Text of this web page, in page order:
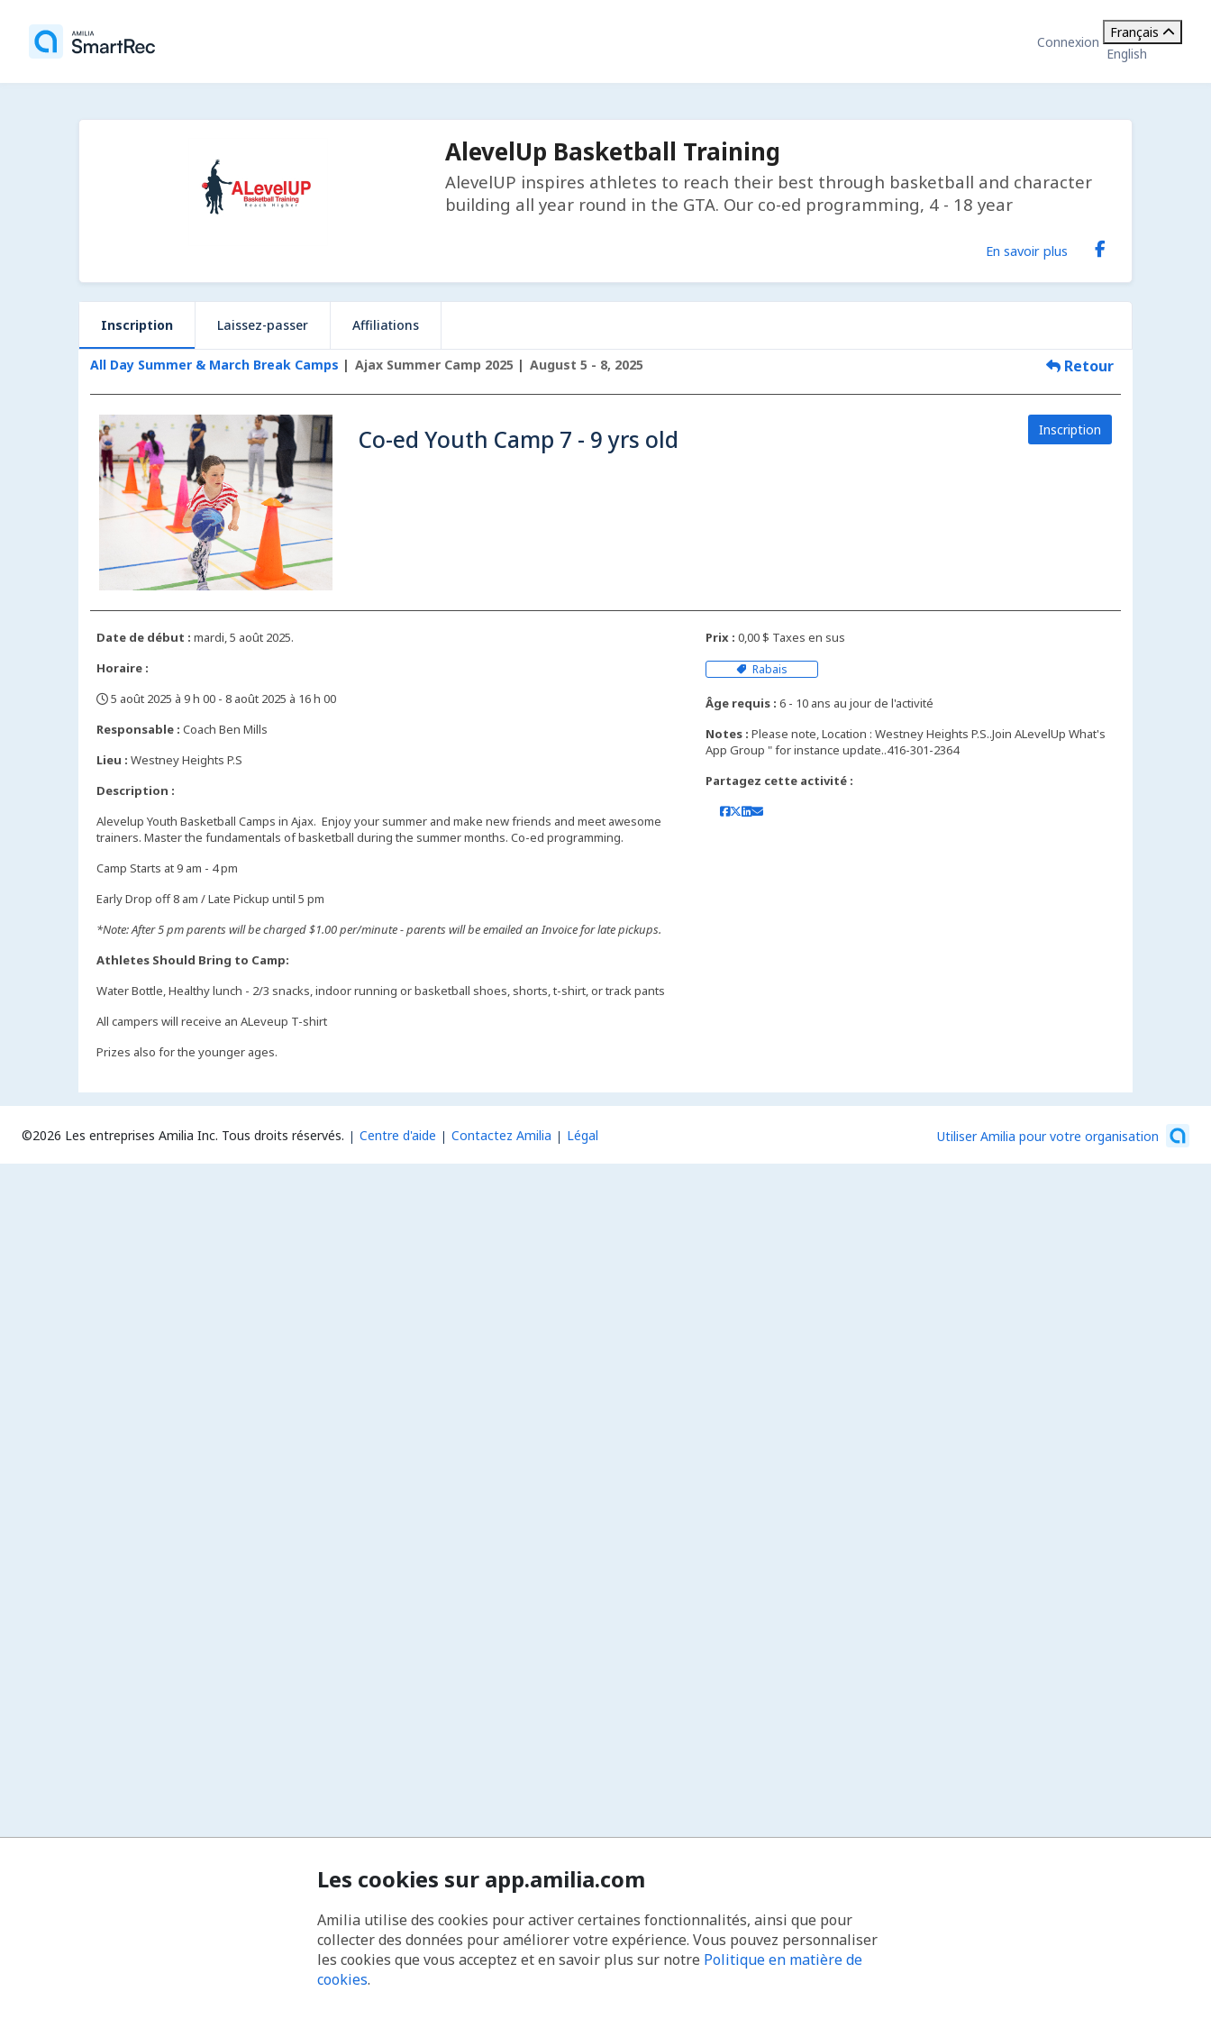
Connexion
Français
English
AlevelUp Basketball Training
AlevelUP inspires athletes to reach their best through basketball and character
building all year round in the GTA. Our co-ed programming, 4 - 18 year
En savoir plus
Inscription Laissez-passer Affiliations
All Day Summer & March Break Camps Ajax Summer Camp 2025 August 5 - 8, 2025 Retour
Co-ed Youth Camp 7 - 9 yrs old Inscription
Date de début : mardi, 5 août 2025.
Horaire :
5 août 2025 à 9 h 00 - 8 août 2025 à 16 h 00
Responsable : Coach Ben Mills
Lieu : Westney Heights P.S
Description :
Alevelup Youth Basketball Camps in Ajax. Enjoy your summer and make new friends and meet awesome
trainers. Master the fundamentals of basketball during the summer months. Co-ed programming.
Camp Starts at 9 am - 4 pm
Early Drop off 8 am / Late Pickup until 5 pm
*Note: After 5 pm parents will be charged $1.00 per/minute - parents will be emailed an Invoice for late pickups.
Athletes Should Bring to Camp:
Water Bottle, Healthy lunch - 2/3 snacks, indoor running or basketball shoes, shorts, t-shirt, or track pants
All campers will receive an ALeveup T-shirt
Prizes also for the younger ages.
Prix : 0,00 $ Taxes en sus
Rabais
Âge requis : 6 - 10 ans au jour de l'activité
Notes : Please note, Location : Westney Heights P.S..Join ALevelUp What's
App Group " for instance update..416-301-2364
Partagez cette activité :
©2026 Les entreprises Amilia Inc. Tous droits réservés. Centre d'aide Contactez Amilia Légal Utiliser Amilia pour votre organisation
Les cookies sur app.amilia.com
Amilia utilise des cookies pour activer certaines fonctionnalités, ainsi que pour
collecter des données pour améliorer votre expérience. Vous pouvez personnaliser
les cookies que vous acceptez et en savoir plus sur notre Politique en matière de
cookies.